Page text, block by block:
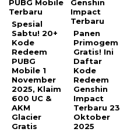
Spesial
Sabtu! 20+
Kode
Redeem
PUBG
Mobile 1
November
2025, Klaim
600 UC &
AKM
Glacier
Gratis
Panen
Primogem
Gratis! Ini
Daftar
Kode
Redeem
Genshin
Impact
Terbaru 23
Oktober
2025